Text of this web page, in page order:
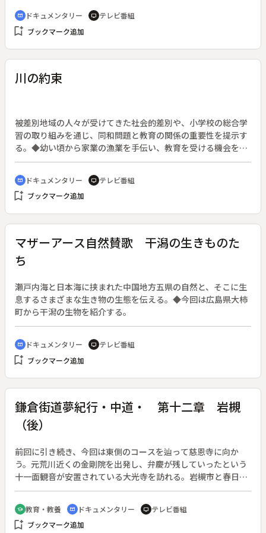
cinematic_blur ドキュメンタリー tv テレビ番組
bookmark_add ブックマーク追加
川の約束
被差別地域の人々が受けてきた社会的差別や、小学校の総合学
習の取り組みを通じ、同和問題と教育の関係の重要性を提示す
る。◆幼い頃から家業の漁業を手伝い、教育を受ける機会を失
った兄弟。成人して社会の差別構造を知り、部落解放運動を続
けるうちに、差別構造を変えるための教育の大切さに気付く。
教育を受けられなかった人々を集めて学習会を開くとともに、
地区の伝統の見直しとそれを支えてきた人々の暮らしを子供た
cinematic_blur ドキュメンタリー tv テレビ番組
bookmark_add ブックマーク追加
マザーアース自然賛歌 干潟の生きものた
ち
瀬戸内海と日本海に挟まれた中国地方五県の自然と、そこに生
息するさまざまな生き物の生態を伝える。◆今回は広島県大柿
町から干潟の生物を紹介する。
cinematic_blur ドキュメンタリー tv テレビ番組
bookmark_add ブックマーク追加
鎌倉街道夢紀行・中道・ 第十二章 岩槻
（後）
前回に引き続き、今回は東側のコースを辿って慈恩寺に向か
う。元荒川近くの金剛院を出発し、弁慶が残していったという
十一面観音が安置されている大光寺を訪れる。岩槻市と春日部
市の境である元荒川の自然堤防にも街道跡が残り、当時の川の
流れを物語る。春日部市に入ると道標には「慈恩寺道」の表記
が増える。慈恩寺は最澄に師事した円仁が平安時代に創建した
名刹で、坂東十二番の札所として知られる。鎌倉街道は、慈恩
school 教育・教養 cinematic_blur ドキュメンタリー tv テレビ番組
bookmark_add ブックマーク追加